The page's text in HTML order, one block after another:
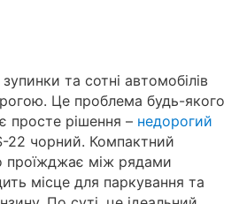
та сотні автомобілів
Це проблема будь-якого
просте рішення – недорогий
22 чорний. Компактний
проїжджає між рядами
місце для паркування та